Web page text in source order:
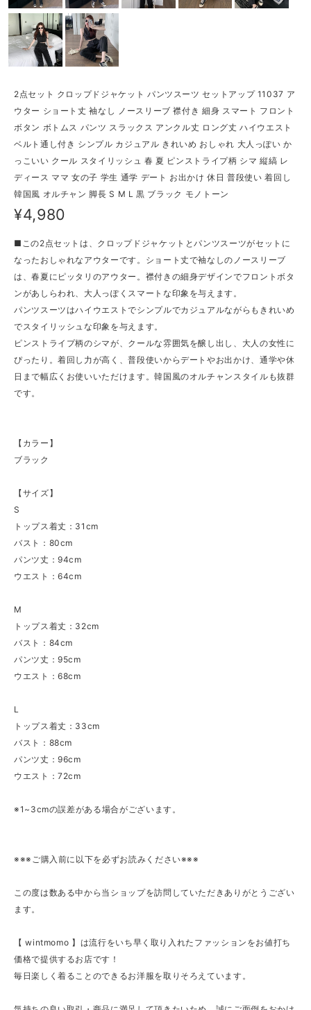
2点セット クロップドジャケット パンツスーツ セットアップ 11037 ア
ウター ショート丈 袖なし ノースリーブ 襟付き 細身 スマート フロント
ボタン ボトムス パンツ スラックス アンクル丈 ロング丈 ハイウエスト
ベルト通し付き シンプル カジュアル きれいめ おしゃれ 大人っぽい か
っこいい クール スタイリッシュ 春 夏 ピンストライプ柄 シマ 縦縞 レ
ディース ママ 女の子 学生 通学 デート お出かけ 休日 普段使い 着回し
韓国風 オルチャン 脚長 S M L 黒 ブラック モノトーン
¥4,980
■この2点セットは、クロップドジャケットとパンツスーツがセットに
なったおしゃれなアウターです。ショート丈で袖なしのノースリーブ
は、春夏にピッタリのアウター。襟付きの細身デザインでフロントボタ
ンがあしらわれ、大人っぽくスマートな印象を与えます。
パンツスーツはハイウエストでシンプルでカジュアルながらもきれいめ
でスタイリッシュな印象を与えます。
ピンストライプ柄のシマが、クールな雰囲気を醸し出し、大人の女性に
ぴったり。着回し力が高く、普段使いからデートやお出かけ、通学や休
日まで幅広くお使いいただけます。韓国風のオルチャンスタイルも抜群
です。
【カラー】
ブラック
【サイズ】
S
トップス着丈：31cm
バスト：80cm
パンツ丈：94cm
ウエスト：64cm
M
トップス着丈：32cm
バスト：84cm
パンツ丈：95cm
ウエスト：68cm
L
トップス着丈：33cm
バスト：88cm
パンツ丈：96cm
ウエスト：72cm
※1~3cmの誤差がある場合がございます。
※※※ご購入前に以下を必ずお読みください※※※
この度は数ある中から当ショップを訪問していただきありがとうござい
ます。
【 wintmomo 】は流行をいち早く取り入れたファッションをお値打ち
価格で提供するお店です！
毎日楽しく着ることのできるお洋服を取りそろえています。